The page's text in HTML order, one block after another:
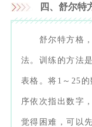
四、舒尔特
舒尔特方格，
法。训练的方法
表格。将1～25
序依次指出数字
觉得困难，可以